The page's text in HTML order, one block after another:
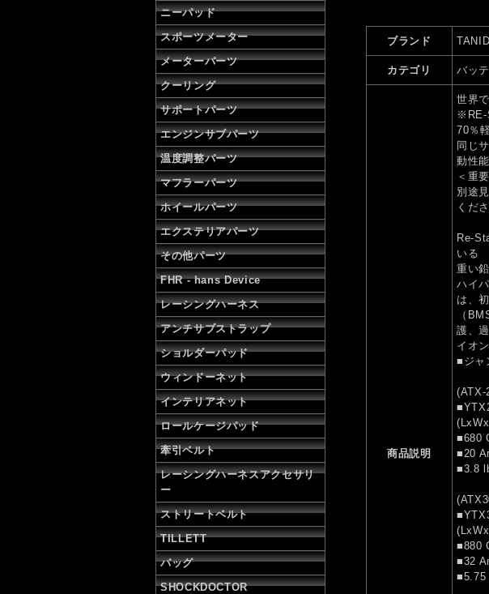
ニーパッド
スポーツメーター
メーターパーツ
クーリング
サポートパーツ
エンジンサブパーツ
温度調整パーツ
マフラーパーツ
ホイールパーツ
エクステリアパーツ
その他パーツ
FHR - hans Device
レーシングハーネス
アンチサブストラップ
ショルダーパッド
ウィンドーネット
インテリアネット
ロールケージパッド
牽引ベルト
レーシングハーネスアクセサリ
ー
ストリートベルト
TILLETT
バッグ
SHOCKDOCTOR
ブランド
カテゴリ バッ
商品説明
世界
※RE-
70％
同じ
動性能
＜重
別途
くだ
Re-
いる
重い
ハイ
は、
（
護、
イオ
■ジャ
(ATX-
■680
■20
■3.8
■880
■32
■5.75